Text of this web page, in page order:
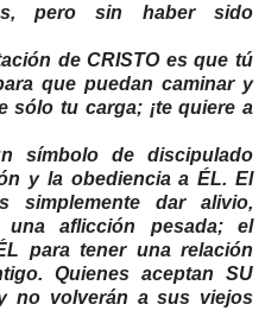
pero sin haber sido
de CRISTO es que tú
que puedan caminar y
sólo tu carga; ¡te quiere a
símbolo de discipulado
y la obediencia a ÉL. El
simplemente dar alivio,
aflicción pesada; el
para tener una relación
Quienes aceptan SU
no volverán a sus viejos